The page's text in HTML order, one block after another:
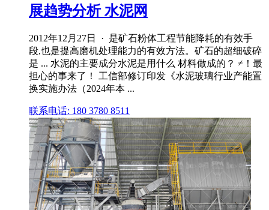
展趋势分析 水泥网
2012年12月27日 · 是矿石粉体工程节能降耗的有效手
段,也是提高磨机处理能力的有效方法。矿石的超细破碎
是 ... 水泥的主要成分水泥是用什么 材料做成的？ ≠！最
担心的事来了！ 工信部修订印发《水泥玻璃行业产能置
换实施办法（2024年本 ...
联系电话: 180 3780 8511